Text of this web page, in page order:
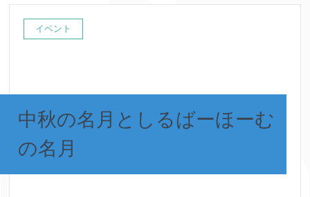
イベント
中秋の名月としるばーほーむ
の名月